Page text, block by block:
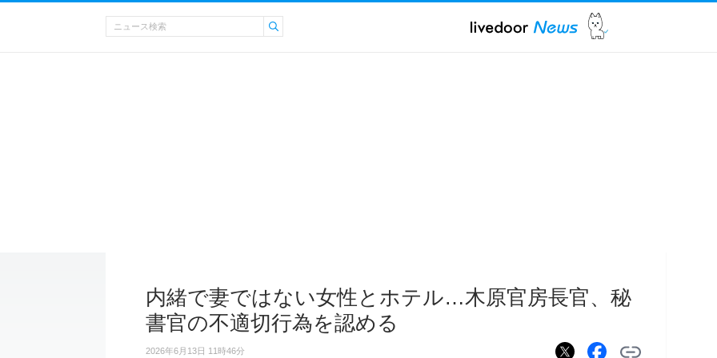
内緒で妻ではない女性とホテル…木原官房長官、秘
書官の不適切行為を認める
2026年6月13日 11時46分